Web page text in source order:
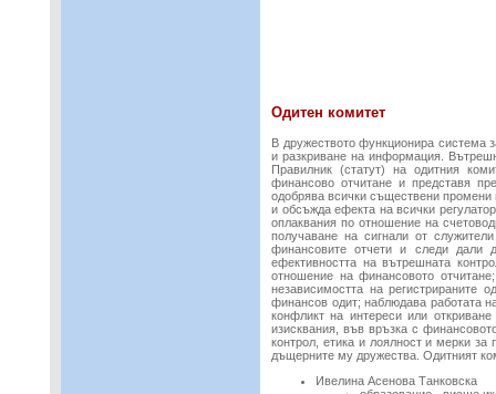
Одитен комитет
В дружеството функционира система
и разкриване на информация.
Правилник (статут) на одитния
финансово отчитане и представя
одобрява всички съществени
и обсъжда ефекта на всички
оплаквания по отношение на
получаване на сигнали от
финансовите отчети и следи дали
ефективността на вътрешната
отношение на финансовото
независимостта на регистрираните
финансов одит; наблюдава работата
конфликт на интереси или
изисквания, във връзка с
контрол, етика и лоялност и мерки за
дъщерните му дружества. Одитният
Ивелина Асенова Танковска